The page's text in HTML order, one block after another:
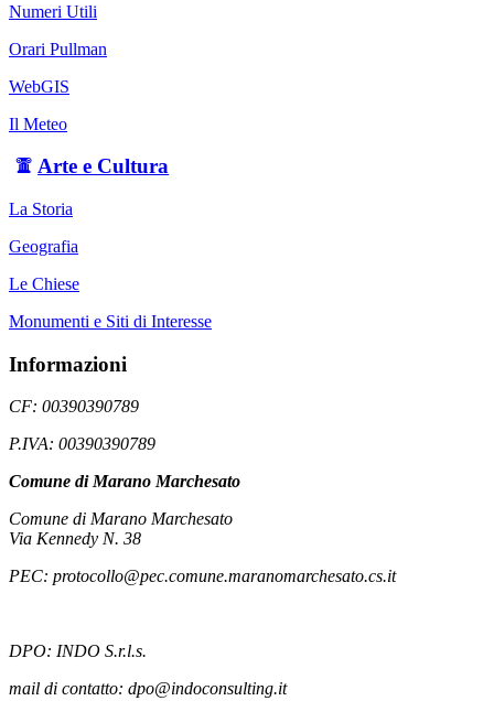
Numeri Utili
Orari Pullman
WebGIS
Il Meteo
Arte e Cultura
La Storia
Geografia
Le Chiese
Monumenti e Siti di Interesse
Informazioni
CF: 00390390789
P.IVA: 00390390789
Comune di Marano Marchesato
Comune di Marano Marchesato
Via Kennedy N. 38
PEC: protocollo@pec.comune.maranomarchesato.cs.it
DPO: INDO S.r.l.s.
mail di contatto: dpo@indoconsulting.it